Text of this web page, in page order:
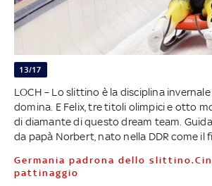
13/17
LOCH – Lo slittino è la disciplina
domina. E Felix, tre titoli olimpici e otto
di diamante di questo dream team.
da papà Norbert, nato nella DDR come il
Germania padrona dello slittino.Cina due ori nel
pattinaggio